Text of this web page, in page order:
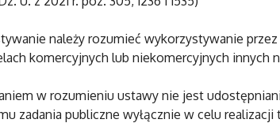
należy rozumieć wykorzystywanie
komercyjnych lub niekomercyjnych
w rozumieniu ustawy nie jest
zadania publiczne wyłącznie w celu realizacji